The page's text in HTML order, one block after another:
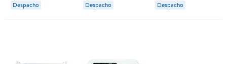
Despacho Despacho Despacho